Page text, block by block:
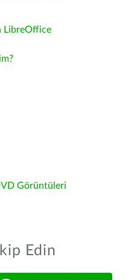
LibreOffice
Görüntüleri
Edin